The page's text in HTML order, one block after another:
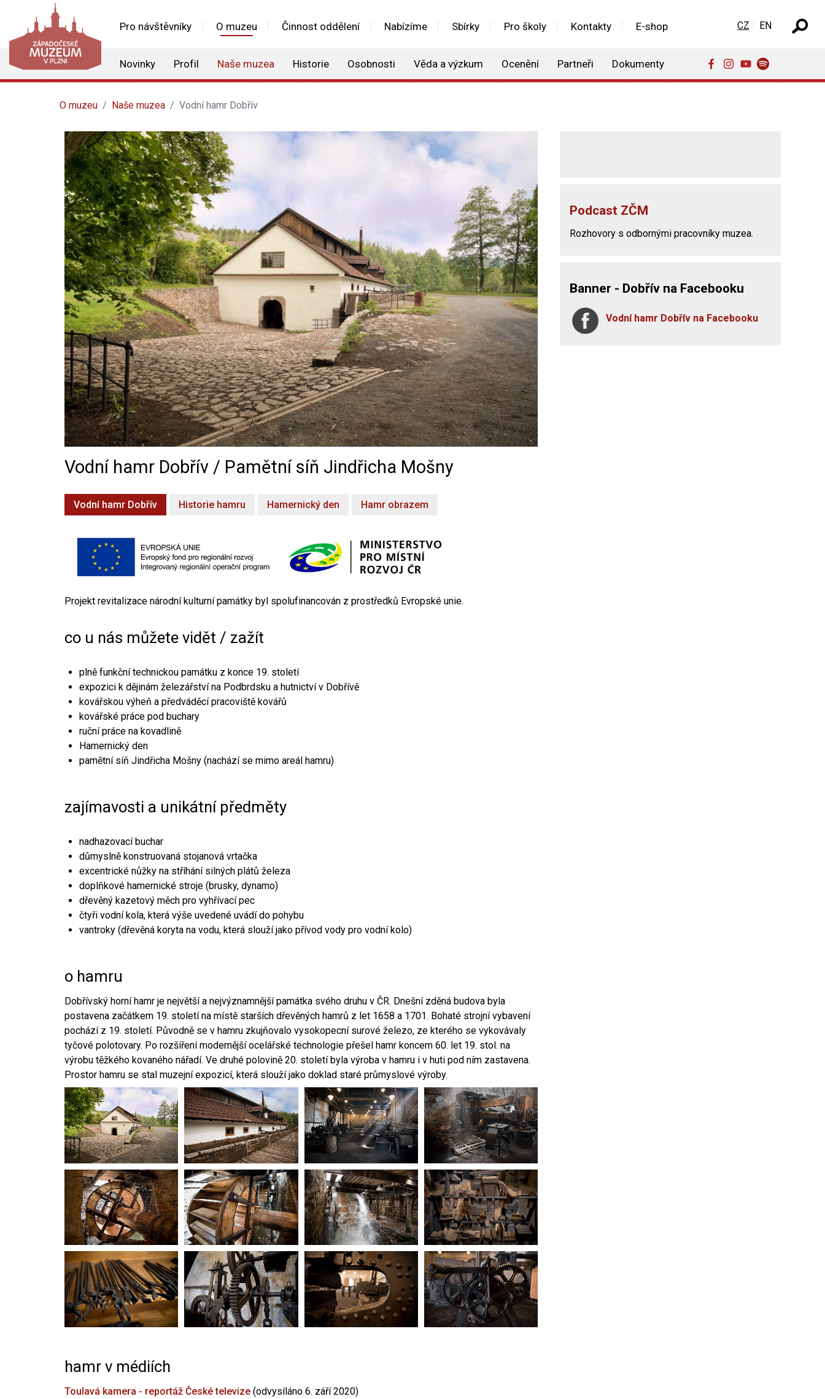
Pro návštěvníky O muzeu Činnost oddělení Nabízíme Sbírky Pro školy Kontakty E-shop
Novinky Profil Naše muzea Historie Osobnosti Věda a výzkum Ocenění Partneři Dokumenty
Zvolte jazyk
CZ EN
O muzeu Naše muzea Vodní hamr Dobřív
Vodní hamr Dobřív / Pamětní síň Jindřicha Mošny
Vodní hamr Dobřív Historie hamru Hamernický den Hamr obrazem
Projekt revitalizace národní kulturní památky byl spolufinancován z prostředků Evropské unie.
co u nás můžete vidět / zažít
plně funkční technickou památku z konce 19. století
expozici k dějinám železářství na Podbrdsku a hutnictví v Dobřívě
kovářskou výheň a předváděcí pracoviště kovářů
kovářské práce pod buchary
ruční práce na kovadlině
Hamernický den
pamětní síň Jindřicha Mošny (nachází se mimo areál hamru)
zajímavosti a unikátní předměty
nadhazovací buchar
důmyslně konstruovaná stojanová vrtačka
excentrické nůžky na stříhání silných plátů železa
doplňkové hamernické stroje (brusky, dynamo)
dřevěný kazetový měch pro vyhřívací pec
čtyři vodní kola, která výše uvedené uvádí do pohybu
vantroky (dřevěná koryta na vodu, která slouží jako přívod vody pro vodní kolo)
o hamru
Dobřívský horní hamr je největší a nejvýznamnější památka svého druhu v ČR. Dnešní zděná budova byla
postavena začátkem 19. století na místě starších dřevěných hamrů z let 1658 a 1701. Bohaté strojní vybavení
pochází z 19. století. Původně se v hamru zkujňovalo vysokopecní surové železo, ze kterého se vykovávaly
tyčové polotovary. Po rozšíření modernější ocelářské technologie přešel hamr koncem 60. let 19. stol. na
výrobu těžkého kovaného nářadí. Ve druhé polovině 20. století byla výroba v hamru i v huti pod ním zastavena.
Prostor hamru se stal muzejní expozicí, která slouží jako doklad staré průmyslové výroby.
hamr v médiích
Toulavá kamera - reportáž České televize (odvysíláno 6. září 2020)
Podcast ZČM
Rozhovory s odbornými pracovníky muzea.
Banner - Dobřív na Facebooku
Vodní hamr Dobřív na Facebooku